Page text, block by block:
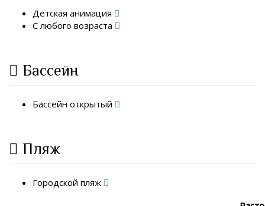
Детская анимация
С любого возраста
Бассейн
Бассейн открытый
Пляж
Городской пляж